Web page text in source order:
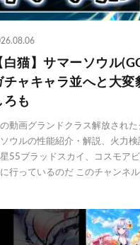
白猫】サマーソウル
チャキャラ並へと大変
ろも
動画グランドクラス解放され
ウルの性能紹介・解説、火力
55ブラッドスカイ、コスモア
行っているのだ このチャンネ